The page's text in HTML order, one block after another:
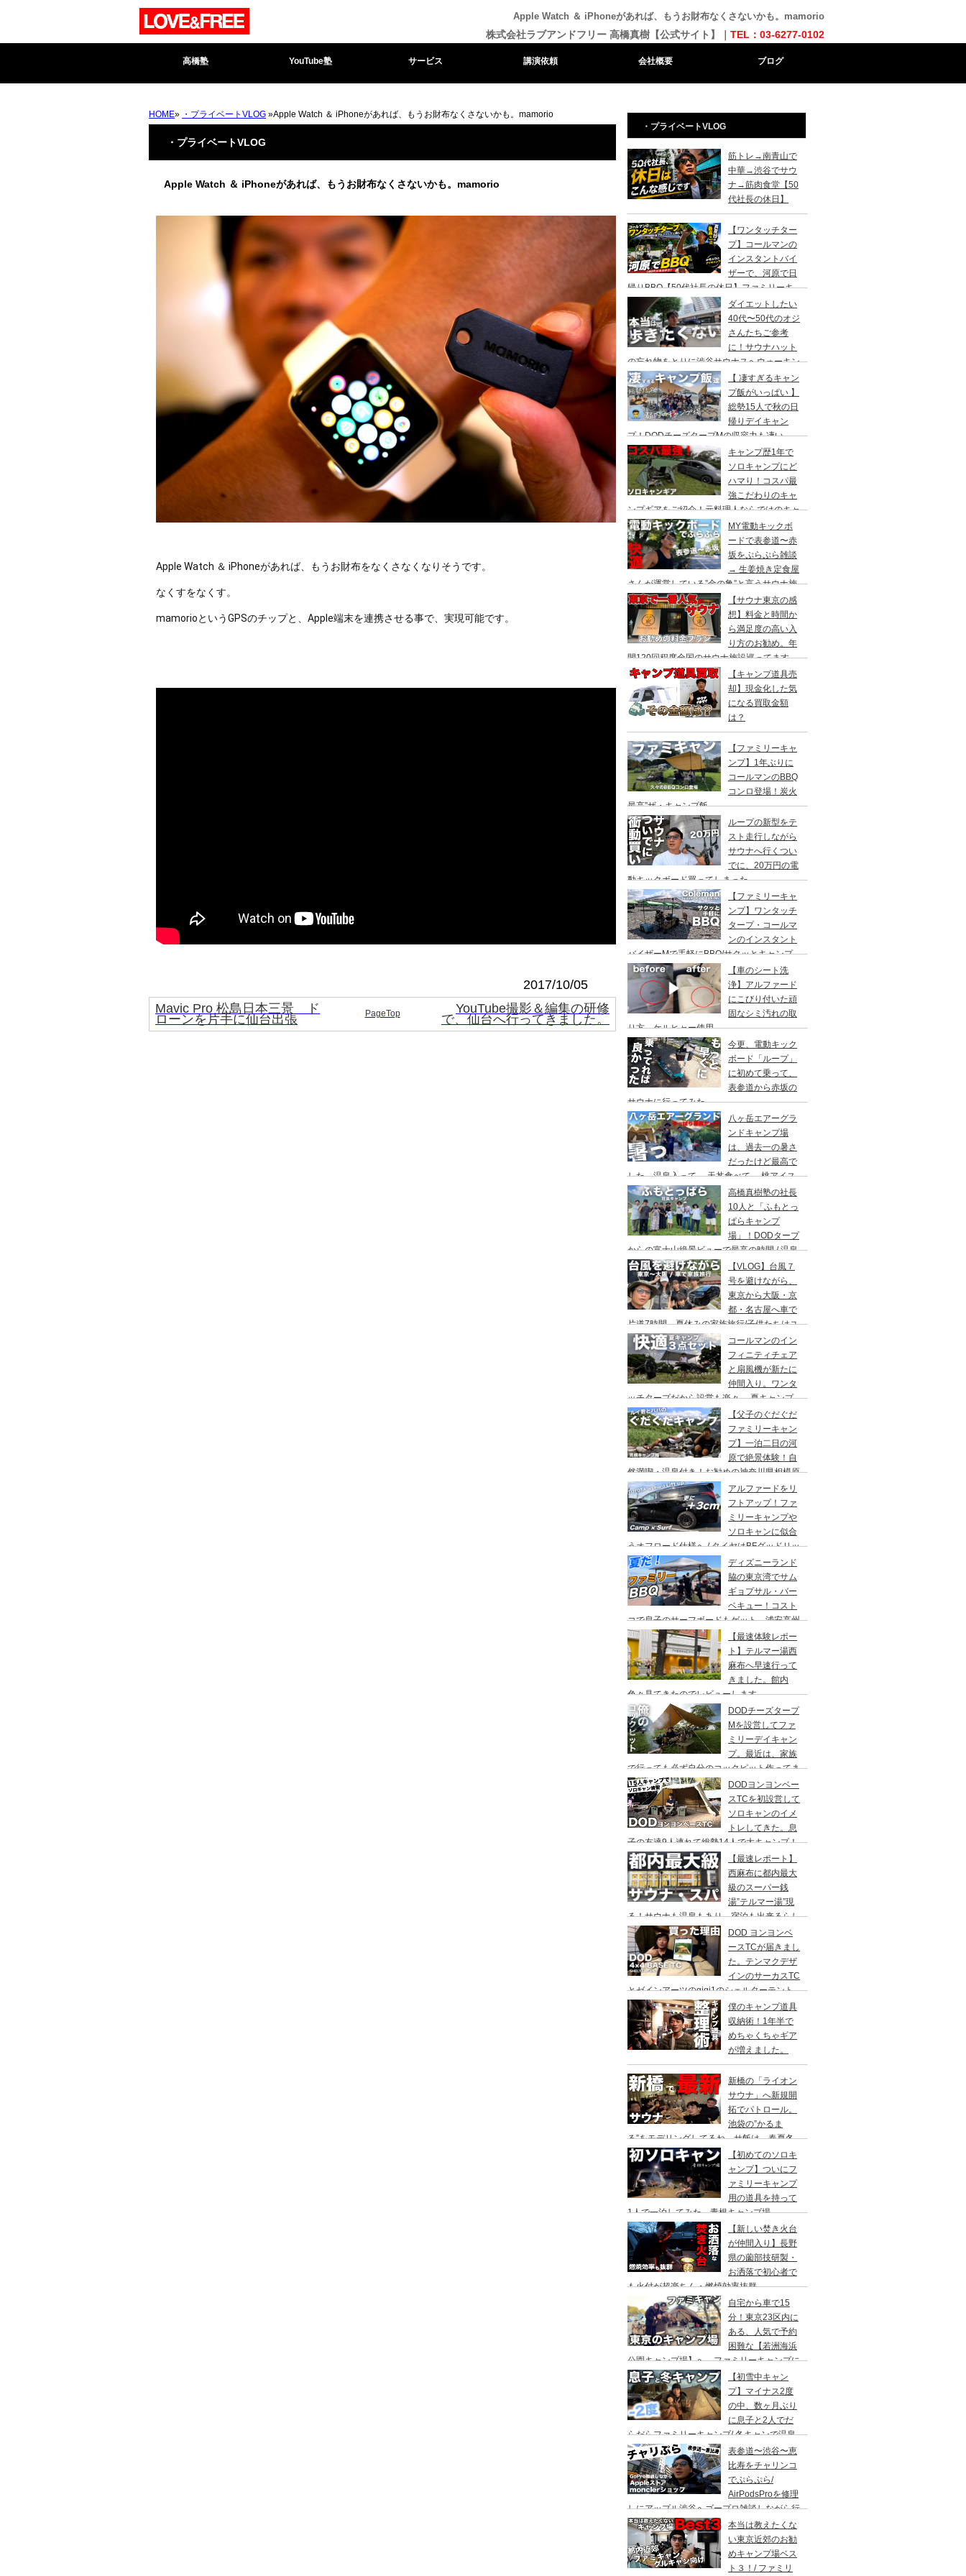
Apple Watch ＆ iPhoneがあれば、もうお財布なくさないかも。mamorio
株式会社ラブアンドフリー 高橋真樹【公式サイト】｜ TEL：03-6277-0102
高橋塾 YouTube塾 サービス 講演依頼 会社概要 ブログ
HOME» ・プライベートVLOG »Apple Watch ＆ iPhoneがあれば、もうお財布なくさないかも。mamorio
・プライベートVLOG
Apple Watch ＆ iPhoneがあれば、もうお財布なくさないかも。mamorio
Apple Watch ＆ iPhoneがあれば、もうお財布をなくさなくなりそうです。
なくすをなくす。
mamorioというGPSのチップと、Apple端末を連携させる事で、実現可能です。
2017/10/05
Mavic Pro 松島日本三景 ド
ローンを片手に仙台出張 PageTop YouTube撮影＆編集の研修
で、仙台へ行ってきました。
・プライベートVLOG
筋トレ→南青山で
中華→渋谷でサウ
ナ→筋肉食堂【50
代社長の休日】
【ワンタッチター
プ】コールマンの
インスタントバイ
ザーで、河原で日
帰りBBQ【50代社長の休日】ファミリーキ
ャンプ初心者さんは、まずこのスタイルでデ
イキャンプがおすすめです。
ダイエットしたい
40代〜50代のオジ
さんたちご参考
に！サウナハット
の忘れ物をとりに渋谷サウナスへウォーキン
グ→ ランチはカレー食べに六本木のCoCo壱
番屋へ
【 凄すぎるキャン
プ飯がいっぱい 】
総勢15人で秋の日
帰りデイキャン
プ！DODチーズタープMの収容力も凄い。
都内のキャンプ場”秋川橋河川公園バーベキ
ューランド”
キャンプ歴1年で
ソロキャンプにど
ハマり！コスパ最
強こだわりのキャ
ンプギアをご紹介！元料理人ならではのキャ
ンプ飯も堪能。今回は、千葉県一番星キャン
プ場で雨キャンプでソログルキャンプ。
MY電動キックボ
ードで表参道〜赤
坂をぷらぷら雑談
→ 生姜焼き定食屋
さんが運営している”金の亀”と言うサウナ施
設へ行ってきました。
【サウナ東京の感
想】料金と時間か
ら満足度の高い入
り方のお勧め。年
間120回程度全国のサウナ施設巡ってます。
【キャンプ道具売
却】現金化した気
になる買取金額
は？
【ファミリーキャ
ンプ】1年ぶりに
コールマンのBBQ
コンロ登場！炭火
最高”ザ・キャンプ飯
ループの新型をテ
スト走行しながら
サウナへ行くつい
でに、20万円の電
動キックボード買ってしまった。
YADEA（ヤデア）
【ファミリーキャ
ンプ】ワンタッチ
タープ・コールマ
ンのインスタント
バイザーMで手軽にBBQ/サクッとキャンプ
レイアウト/ 都心から車で1時間/ 河原のキャ
ンプ場/秋川橋河川公園 バーベキューランド
【車のシート洗
浄】アルファード
にこびり付いた頑
固なシミ汚れの取
り方。ケルヒャー使用。
今更、電動キック
ボード「ループ」
に初めて乗って、
表参道から赤坂の
サウナに行ってみた。
八ヶ岳エアーグラ
ンドキャンプ場
は、過去一の暑さ
だったけど最高で
した。温泉入って→ 天丼食べて→ 桃アイス
食べて。ファミリーキャンプにもキャンプデ
ートにもお勧めです。DOD＆ムラコでグル
ープキャンプ
高橋真樹塾の社長
10人と「ふもとっ
ぱらキャンプ
場」！DODタープ
からの富士山絶景ビューで最高の時間 / 温泉
の代わりにシャワー / キャンプ飯は肉にタコ
スにビール
【VLOG】台風７
号を避けながら、
東京から大阪・京
都・名古屋へ車で
片道7時間、夏休みの家族旅行/子供たちはユ
ニバーサルスタジオでパパはサウナ→清水寺
からの川床で鰻重→世界の山ちゃん
コールマンのイン
フィニティチェア
と扇風機が新たに
仲間入り。ワンタ
ッチタープだから設営も楽々。 夏キャンプ
を快適に過ごす為のキャンプギア３点セッ
ト。
【父子のぐだぐだ
ファミリーキャン
プ】一泊二日の河
原で絶景体験！自
然満喫・温泉付き！お勧めの神奈川県相模原
市・青根キャンプ場。
アルファードをリ
フトアップ！ファ
ミリーキャンプや
ソロキャンに似合
うオフロード仕様へ / タイヤはBFグッドリッ
チのオールテレーンTA。ホイールはデルタ
フォースのオーバル。アップサスはエスペリ
ア。
ディズニーランド
脇の東京湾でサム
ギョプサル・バー
ベキュー！コスト
コで息子のサーフボードもゲット、浦安高州
海浜公園、コールマンワンタッチタープ、フ
ァミリーキャンプ、BBQ
【最速体験レポー
ト】テルマー湯西
麻布へ早速行って
きました。館内
色々見てきたのでレビューします。
DODチーズタープ
Mを設営してファ
ミリーデイキャン
プ。最近は、家族
で行っても必ず自分のコックピット作ってま
す♪
DODヨンヨンベー
スTCを初設営して
ソロキャンのイメ
トレしてきた。息
子の友達9人連れて総勢14人で大キャンプ！
めちゃくちゃ疲れたぞ。
【最速レポート】
西麻布に都内最大
級のスーパー銭
湯”テルマー湯”現
る！サウナも温泉もあり、宿泊も出来るらし
い♪
DOD ヨンヨンベ
ースTCが届きまし
た。テンマクデザ
インのサーカスTC
とゼインアーツのgigi1のシェルターテント
と比較検討をし、購入に至った理由。
僕のキャンプ道具
収納術！1年半で
めちゃくちゃギア
が増えました。
新橋の「ライオン
サウナ」へ新規開
拓でパトロール。
池袋の”かるま
る”をモデリングしてるね。サ飯は、春夏冬
にて。
【初めてのソロキ
ャンプ】ついにフ
ァミリーキャンプ
用の道具を持って
1人で一泊してみた。青根キャンプ場
【新しい焚き火台
が仲間入り】長野
県の薗部技研製・
お洒落で初心者で
も火付が超楽ちん・燃焼効率抜群
自宅から車で15
分！東京23区内に
ある、人気で予約
困難な【若洲海浜
公園キャンプ場】へ、ファミリーキャンプに
行ってきた。冬キャンプもキャンプギアを上
手に使えば暖かくて楽しい♪
【初雪中キャン
プ】マイナス2度
の中、数ヶ月ぶり
に息子と2人でだ
らだらファミリーキャンプ/ 冬キャンで温泉
入って焚き火して超絶楽しかった。大野路キ
ャンプ場は結構いいかも
表参道〜渋谷〜恵
比寿をチャリンコ
でぷらぷら/
AirPodsProを修理
しにアップル渋谷へゴープロ雑談しながら行
ってきます。モンクレールの新型ショップも
行ってみました。
本当は教えたくな
い東京近郊のお勧
めキャンプ場ベス
ト３！/ ファミリ